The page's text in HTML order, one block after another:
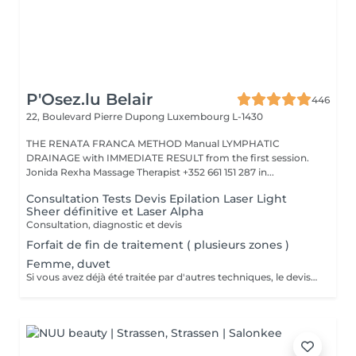
P'Osez.lu Belair
446
22, Boulevard Pierre Dupong Luxembourg L-1430
THE RENATA FRANCA METHOD Manual LYMPHATIC
DRAINAGE with IMMEDIATE RESULT from the first session.
Jonida Rexha Massage Therapist +352 661 151 287 in...
Consultation Tests Devis Epilation Laser Light
Sheer définitive et Laser Alpha
Consultation, diagnostic et devis
Forfait de fin de traitement ( plusieurs zones )
Femme, duvet
Si vous avez déjà été traitée par d'autres techniques, le devis devra être adapté à votre situation. (75 par quart d'heure)